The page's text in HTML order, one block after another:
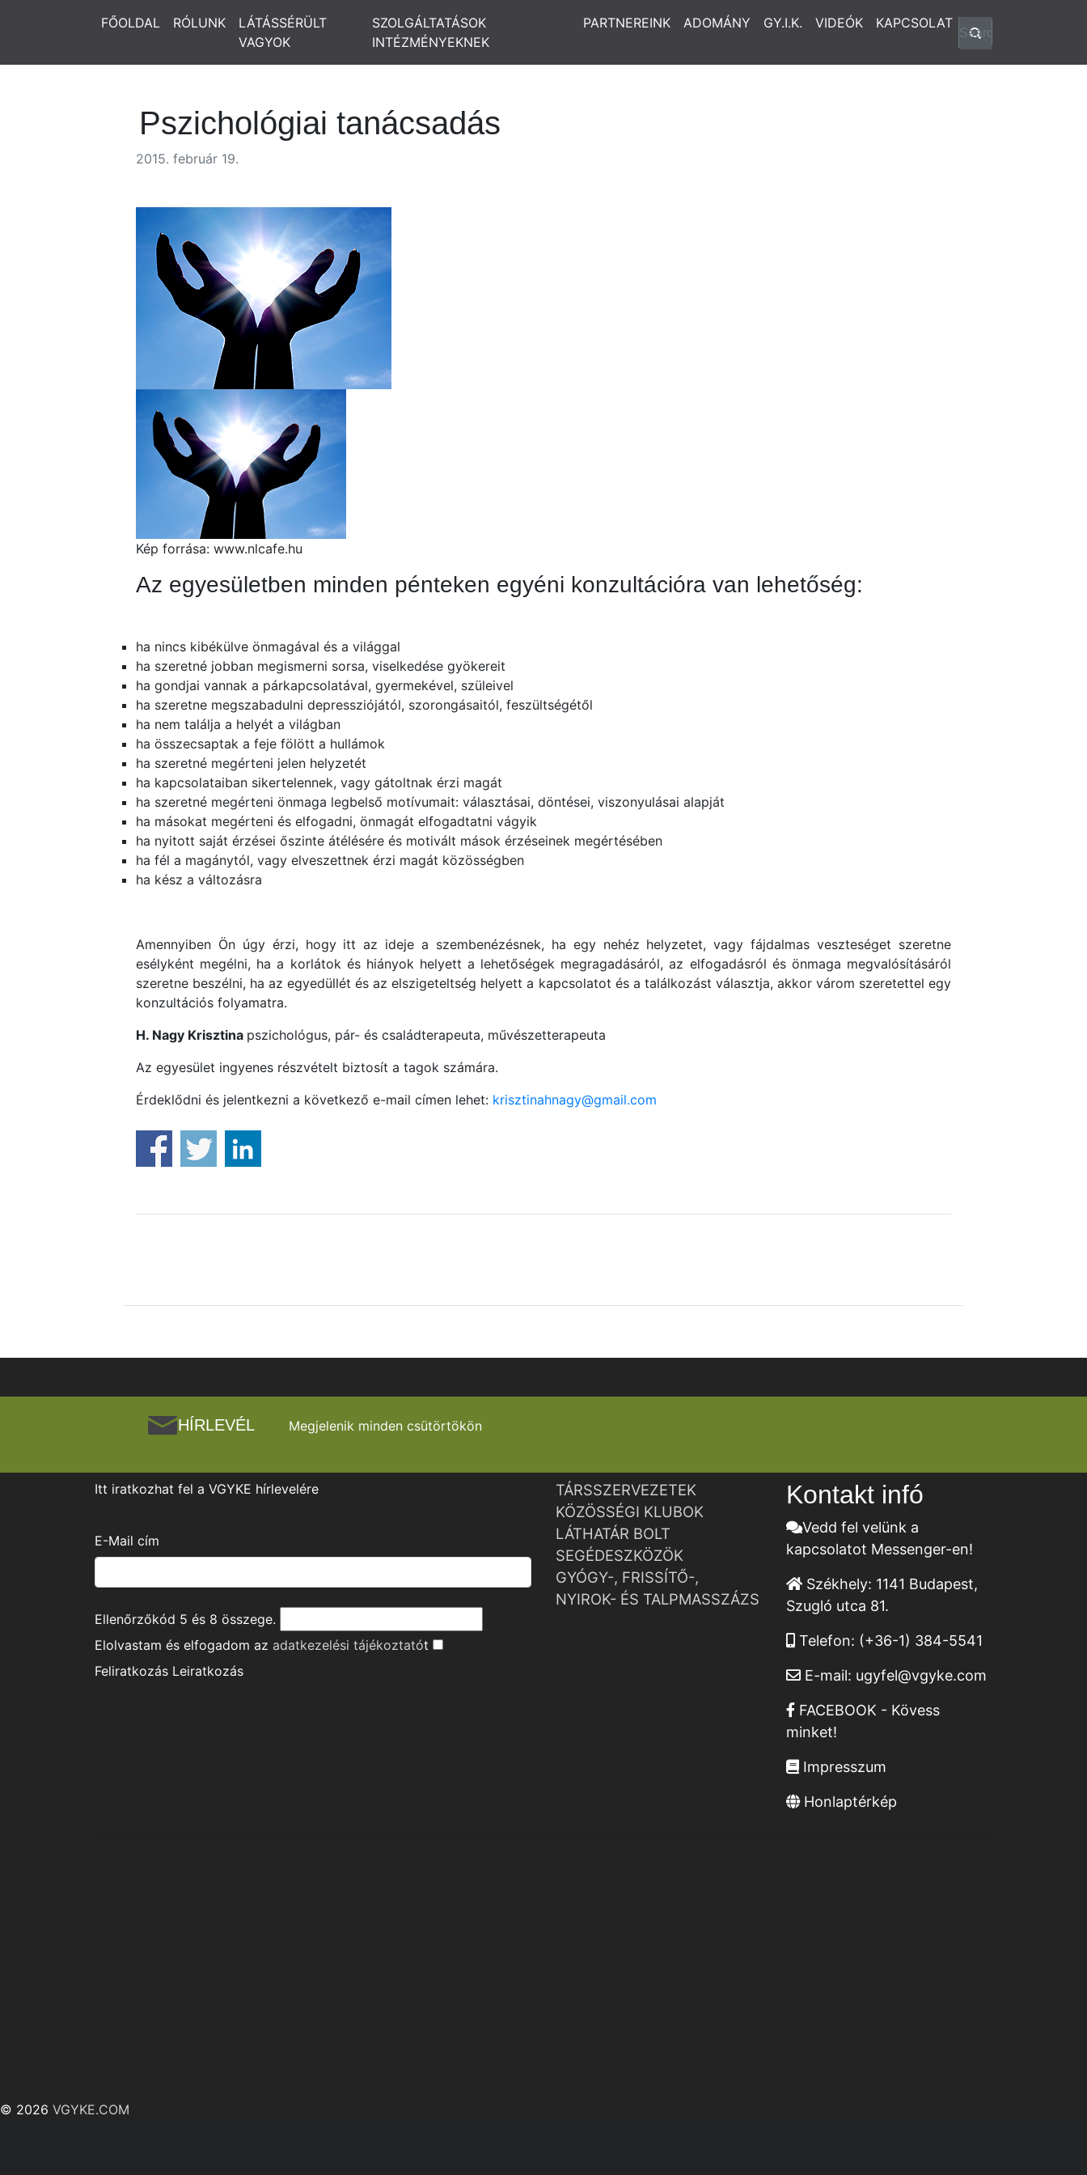
FŐOLDAL RÓLUNK
LÁTÁSSÉRÜLT
VAGYOK
SZOLGÁLTATÁSOK
INTÉZMÉNYEKNEK
PARTNEREINK ADOMÁNY GY.I.K. VIDEÓK KAPCSOLAT
Pszichológiai tanácsadás
2015. február 19.
Kép forrása: www.nlcafe.hu
Az egyesületben minden pénteken egyéni konzultációra van lehetőség:
ha nincs kibékülve önmagával és a világgal
ha szeretné jobban megismerni sorsa, viselkedése gyökereit
ha gondjai vannak a párkapcsolatával, gyermekével, szüleivel
ha szeretne megszabadulni depressziójától, szorongásaitól, feszültségétől
ha nem találja a helyét a világban
ha összecsaptak a feje fölött a hullámok
ha szeretné megérteni jelen helyzetét
ha kapcsolataiban sikertelennek, vagy gátoltnak érzi magát
ha szeretné megérteni önmaga legbelső motívumait: választásai, döntései, viszonyulásai alapját
ha másokat megérteni és elfogadni, önmagát elfogadtatni vágyik
ha nyitott saját érzései őszinte átélésére és motivált mások érzéseinek megértésében
ha fél a magánytól, vagy elveszettnek érzi magát közösségben
ha kész a változásra
Amennyiben Ön úgy érzi, hogy itt az ideje a szembenézésnek, ha egy nehéz helyzetet, vagy fájdalmas veszteséget szeretne
esélyként megélni, ha a korlátok és hiányok helyett a lehetőségek megragadásáról, az elfogadásról és önmaga megvalósításáról
szeretne beszélni, ha az egyedüllét és az elszigeteltség helyett a kapcsolatot és a találkozást választja, akkor várom szeretettel egy
konzultációs folyamatra.
H. Nagy Krisztina pszichológus, pár- és családterapeuta, művészetterapeuta
Az egyesület ingyenes részvételt biztosít a tagok számára.
Érdeklődni és jelentkezni a következő e-mail címen lehet: krisztinahnagy@gmail.com
HÍRLEVÉL Megjelenik minden csütörtökön
Itt iratkozhat fel a VGYKE hírlevelére
E-Mail cím
Ellenőrzőkód 5 és 8 összege.
Elolvastam és elfogadom az adatkezelési tájékoztatót
Feliratkozás Leiratkozás
TÁRSSZERVEZETEK
KÖZÖSSÉGI KLUBOK
LÁTHATÁR BOLT
SEGÉDESZKÖZÖK
GYÓGY-, FRISSÍTŐ-,
NYIROK- ÉS TALPMASSZÁZS
Kontakt infó
Vedd fel velünk a
kapcsolatot Messenger-en!
Székhely: 1141 Budapest,
Szugló utca 81.
Telefon: (+36-1) 384-5541
E-mail: ugyfel@vgyke.com
FACEBOOK - Kövess
minket!
Impresszum
Honlaptérkép
© 2026 VGYKE.COM